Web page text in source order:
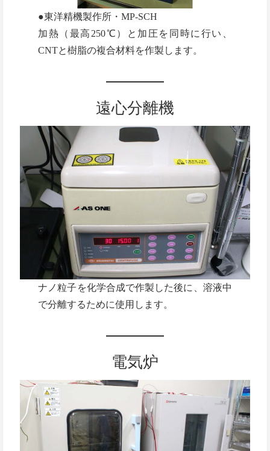
●東洋精機製作所・MP-SCH
加熱（最高250℃）と加圧を同時に行い、
CNTと樹脂の複合材料を作製します。
遠心分離機
ナノ粒子を化学合成で作製した後に、溶液中
で分離するために使用します。
電気炉